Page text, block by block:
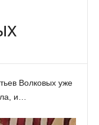
Волковых уже
и…